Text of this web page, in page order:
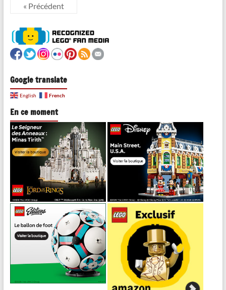
« Précédent
Google translate
English French
En ce moment